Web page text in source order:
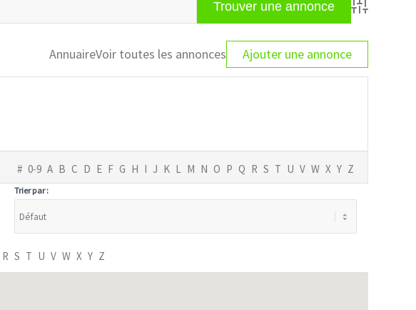
Advanced
AnnuaireVoir toutes les annonces Ajouter une annonce
# 0-9 A B C D E F G H I J K L M N O P Q R S T U V W X Y Z
Trier par :
R S T U V W X Y Z